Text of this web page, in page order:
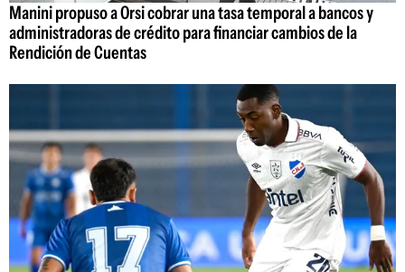
Manini propuso a Orsi cobrar una tasa temporal a bancos y
administradoras de crédito para financiar cambios de la
Rendición de Cuentas